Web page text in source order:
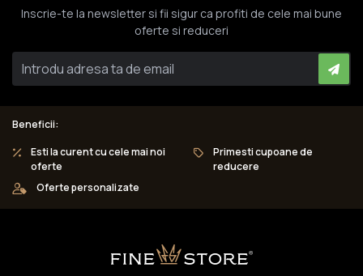
Inscrie-te la newsletter si fii sigur ca profiti de cele mai bune
oferte si reduceri
Beneficii:
Esti la curent cu cele mai noi
oferte
Primesti cupoane de
reducere
Oferte personalizate